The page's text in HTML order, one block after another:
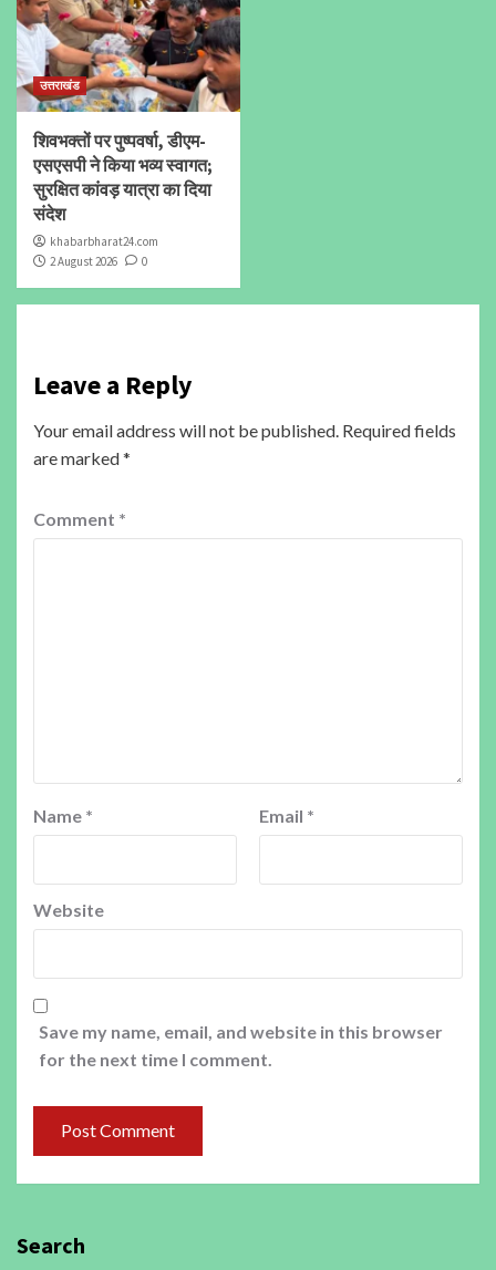
उत्तराखंड
शिवभक्तों पर पुष्पवर्षा, डीएम-
एसएसपी ने किया भव्य स्वागत;
सुरक्षित कांवड़ यात्रा का दिया
संदेश
khabarbharat24.com
2 August 2026
0
Leave a Reply
Your email address will not be published. Required fields
are marked*
Comment *
Name * Email *
Website
Save my name, email, and website in this browser
for the next time I comment.
Search